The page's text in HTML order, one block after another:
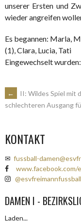
unserer Ersten und
wieder angreifen
Es begannen: Marla,
(1), Clara, Lucia, Tati
Eingewechselt
ARTIKEL-
←
II: Wildes Spiel mit
schlechteren Ausgang
KONTAKT
✉ fussball-
www.facebook.com/
DAMEN I -
Laden...